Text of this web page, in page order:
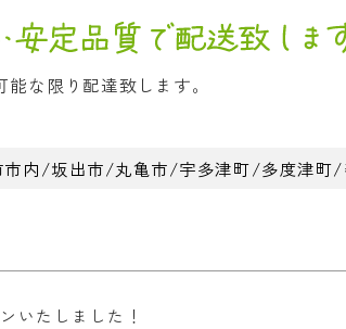
な限り配達致します。
市内/坂出市/丸亀市/宇多津町/多度津町/
いたしました！